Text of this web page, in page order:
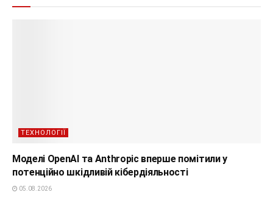
ТЕХНОЛОГІЇ
Моделі OpenAI та Anthropic вперше помітили у
потенційно шкідливій кібердіяльності
05.08.2026